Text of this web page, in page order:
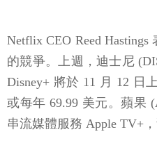
Netflix CEO Reed
的競爭。上週，迪士尼
Disney+ 將於 11 月 12 日
或每年 69.99 美元。蘋果
串流媒體服務 Apple TV+